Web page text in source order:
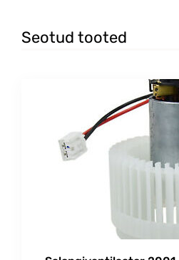
Seotud tooted